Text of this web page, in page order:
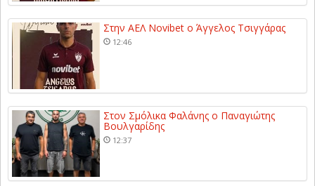
Στην ΑΕΛ Novibet ο Άγγελος Τσιγγάρας
12:46
Στον Σμόλικα Φαλάνης ο Παναγιώτης
Βουλγαρίδης
12:37